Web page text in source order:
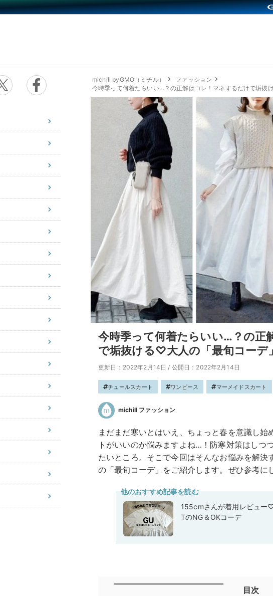
michill byGMO（ミチル）
ファッション
今時季って何着たらいい…？の正解はコレ！マネするだけで垢抜
今時季って何着たらいい…？の正
で垢抜ける♡大人の「最旬コーデ
更新日：2022年2月14日 / 公開日：2022年2月14日
チュールスカート ワンピース マーメイドスカート
michill ファッション
まだまだ寒いとはいえ、ちょっと春を意識し
トがいいのか悩みますよね…！防寒対策はしつ
たいところ。そこで今回はそんなお悩みを解
の「最旬コーデ」をご紹介します。ぜひ参考に
他のおすすめ記事を読む
155cmさんが着用レビュー
TのNG＆OKコーデ
目次